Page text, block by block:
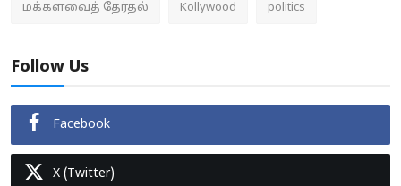
மக்களவைத் தேர்தல் Kollywood politics
Follow Us
Facebook
X (Twitter)